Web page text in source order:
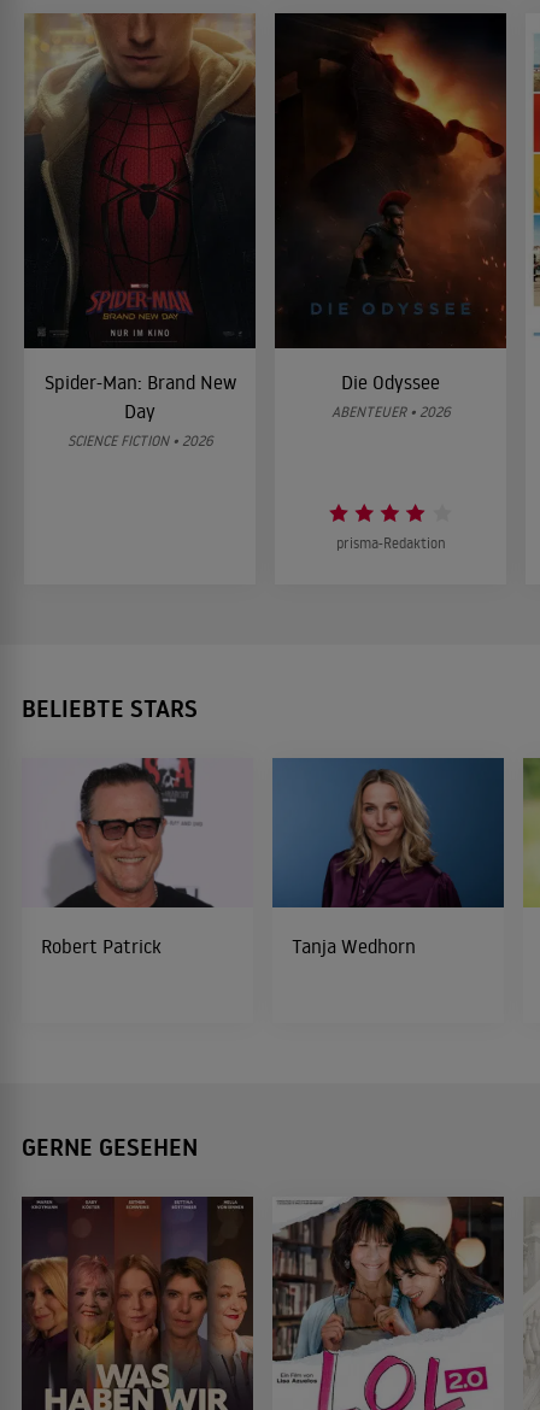
Spider-Man: Brand New
Day
SCIENCE FICTION • 2026
Die Odyssee
ABENTEUER • 2026
prisma-Redaktion
BELIEBTE STARS
Robert Patrick Tanja Wedhorn
GERNE GESEHEN